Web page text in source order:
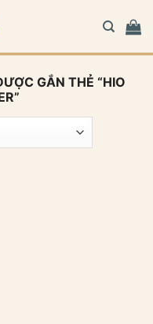
GẮN THẺ “HIO